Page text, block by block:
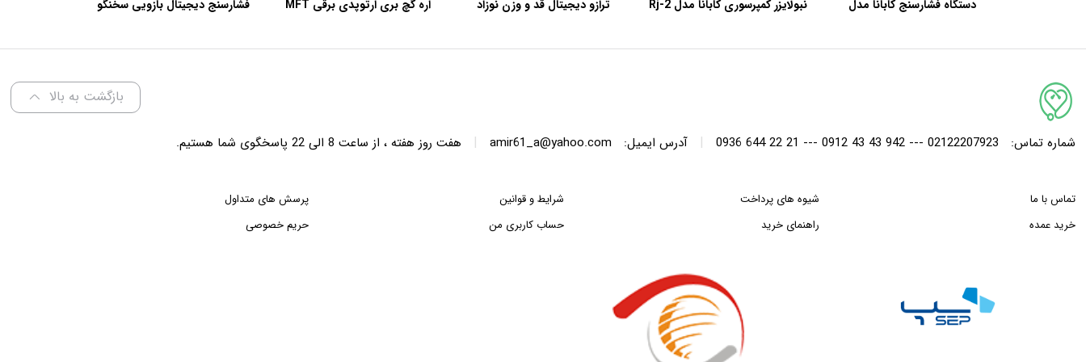
دستگاه فشارسنج کابانا مدل
نبولایزر کمپرسوری کابانا مدل Rj-2
ترازو دیجیتال قد و وزن نوزاد
اره گچ بری ارتوپدی برقی MFT
فشارسنج دیجیتال بازویی سخنگو
بازگشت به بالا
شماره تماس: 02122207923 --- 942 43 43 0912 --- 21 22 644 0936
| آدرس ایمیل: amir61_a@yahoo.com
| هفت روز هفته ، از ساعت 8 الی 22 پاسخگوی شما هستیم.
تماس با ما
خرید عمده
شیوه های پرداخت
راهنمای خرید
شرایط و قوانین
حساب کاربری من
پرسش های متداول
حریم خصوصی